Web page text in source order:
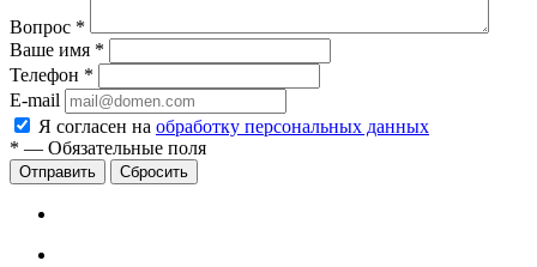
Вопрос *
Ваше имя *
Телефон *
E-mail
Я согласен на обработку персональных данных
* — Обязательные поля
Сбросить